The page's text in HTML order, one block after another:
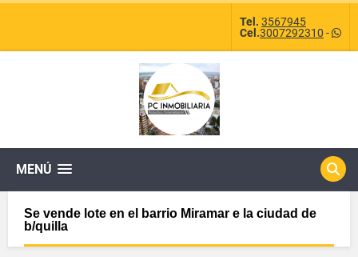
Tel. 3567945
Cel.3007292310 -
MENÚ
Se vende lote en el barrio Miramar e la ciudad de
b/quilla